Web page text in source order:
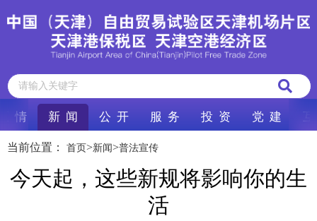
情 新 闻 公 开 服 务 投 资 党 建
当前位置： 首页>新闻>普法宣传
今天起，这些新规将影响你的生
活